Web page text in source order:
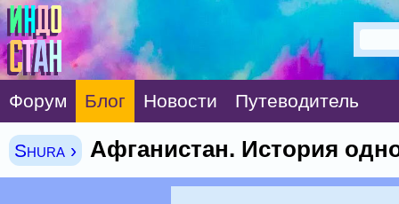
Форум Блог Новости Путеводитель
Shura › Афганистан. История